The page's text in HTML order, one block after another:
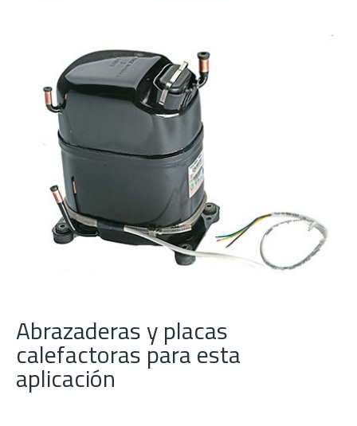
Abrazaderas y placas
calefactoras para esta
aplicación